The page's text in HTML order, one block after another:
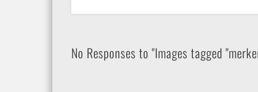
No Responses to "Images tagged